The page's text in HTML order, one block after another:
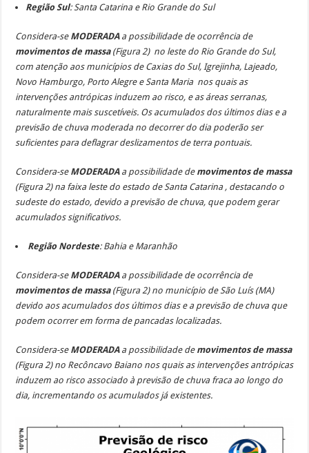
Região Sul: Santa Catarina e Rio Grande do Sul
Considera-se MODERADA a possibilidade de ocorrência de
movimentos de massa(Figura 2) no leste do Rio Grande do Sul,
com atenção aos municípios de Caxias do Sul, Igrejinha, Lajeado,
Novo Hamburgo, Porto Alegre e Santa Maria nos quais as
intervenções antrópicas induzem ao risco, e as áreas serranas,
naturalmente mais suscetíveis. Os acumulados dos últimos dias e a
previsão de chuva moderada no decorrer do dia poderão ser
suficientes para deflagrar deslizamentos de terra pontuais.
Considera-se MODERADA a possibilidade de movimentos de massa
(Figura 2) na faixa leste do estado de Santa Catarina , destacando o
sudeste do estado, devido a previsão de chuva, que podem gerar
acumulados significativos.
Região Nordeste: Bahia e Maranhão
Considera-se MODERADAa possibilidade de ocorrência de
movimentos de massa(Figura 2) no município de São Luís (MA)
devido aos acumulados dos últimos dias e a previsão de chuva que
podem ocorrer em forma de pancadas localizadas.
Considera-se MODERADA a possibilidade de movimentos de massa
(Figura 2) no Recôncavo Baiano nos quais as intervenções antrópicas
induzem ao risco associado à previsão de chuva fraca ao longo do
dia, incrementando os acumulados já existentes.